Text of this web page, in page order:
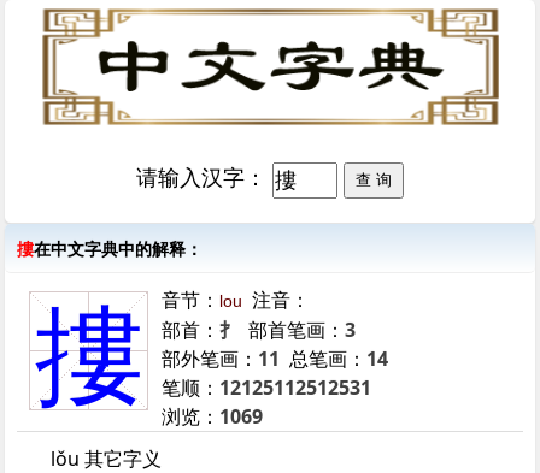
请输入汉字：
摟在中文字典中的解释：
摟 音节： lou 注音：
部首：扌 部首笔画：3
部外笔画： 11 总笔画： 14
笔顺： 12125112512531
浏览： 1069
lǒu 其它字义